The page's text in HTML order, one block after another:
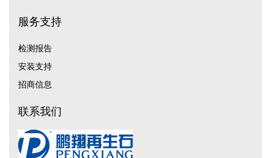
服务支持
检测报告
安装支持
招商信息
联系我们